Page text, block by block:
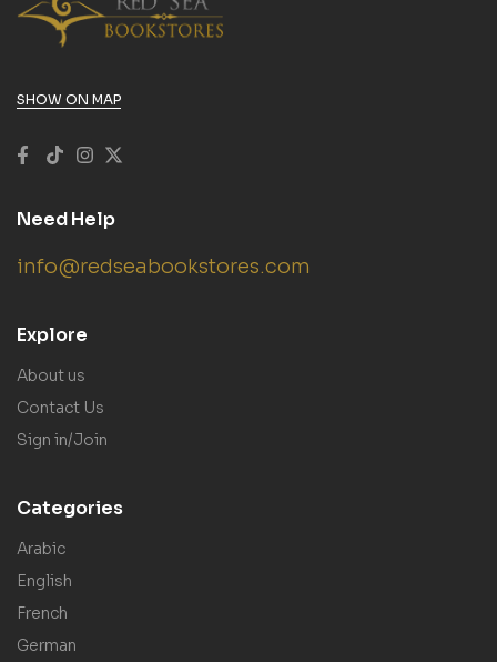
SHOW ON MAP
Need Help
info@redseabookstores.com
Explore
About us
Contact Us
Sign in/Join
Categories
Arabic
English
French
German